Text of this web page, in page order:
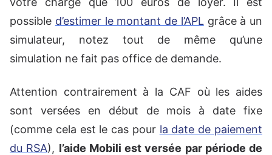
possible d’estimer le montant de l’APL grâce à un
simulateur, notez tout de même qu’une
simulation ne fait pas office de demande.
Attention contrairement à la CAF où les aides
sont versées en début de mois à date fixe
(comme cela est le cas pour la date de paiement
du RSA), l’aide Mobili est versée par période de